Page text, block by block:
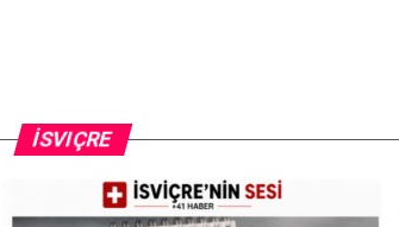
İSVIÇRE